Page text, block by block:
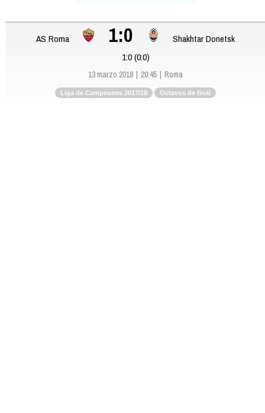
AS Roma 1:0
Shakhtar Donetsk
1:0 (0:0)
13 marzo 2018 20:45 Roma
Liga de Campeones 2017/18 Octavos de final